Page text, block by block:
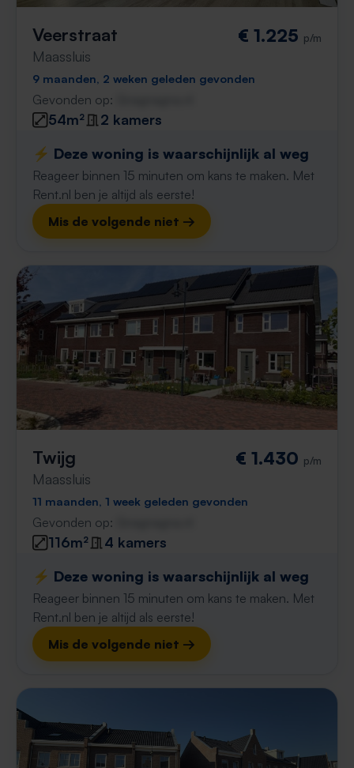
Veerstraat
Maassluis
€ 1.225 p/m
9 maanden, 2 weken geleden gevonden
Gevonden op:
54m²
2 kamers
⚡️ Deze woning is waarschijnlijk al weg
Reageer binnen 15 minuten om kans te maken. Met
Rent.nl ben je altijd als eerste!
Mis de volgende niet →
Twijg
Maassluis
€ 1.430 p/m
11 maanden, 1 week geleden gevonden
Gevonden op:
116m²
4 kamers
⚡️ Deze woning is waarschijnlijk al weg
Reageer binnen 15 minuten om kans te maken. Met
Rent.nl ben je altijd als eerste!
Mis de volgende niet →